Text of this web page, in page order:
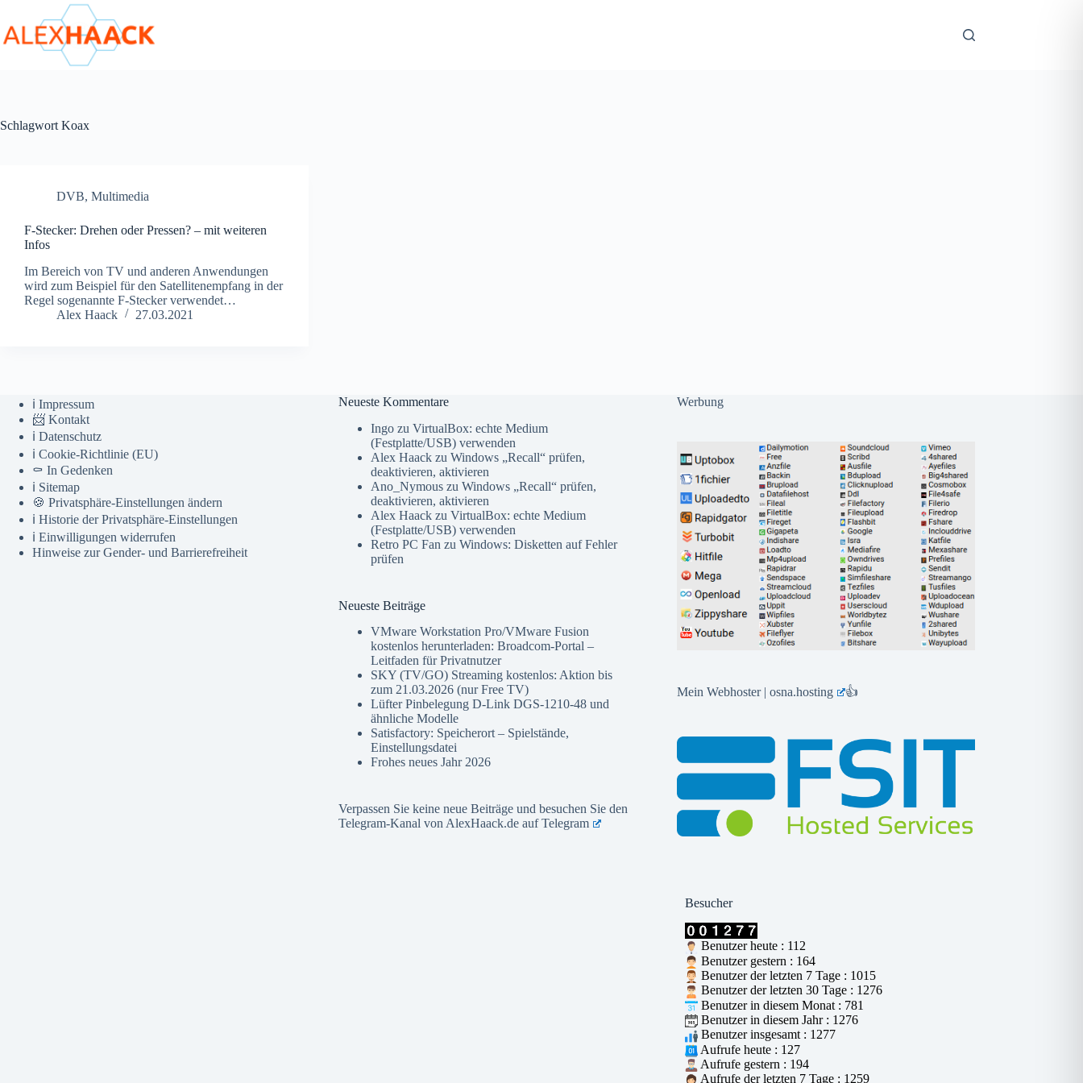
springen
Schlagwort Koax
DVB, Multimedia
F-Stecker: Drehen oder Pressen? – mit weiteren
Infos
Im Bereich von TV und anderen Anwendungen
wird zum Beispiel für den Satellitenempfang in der
Regel sogenannte F-Stecker verwendet…
Alex Haack
27.03.2021
ℹ️ Impressum
📨 Kontakt
ℹ️ Datenschutz
ℹ️ Cookie-Richtlinie (EU)
⚰️ In Gedenken
ℹ️ Sitemap
🍪 Privatsphäre-Einstellungen ändern
ℹ️ Historie der Privatsphäre-Einstellungen
ℹ️ Einwilligungen widerrufen
Hinweise zur Gender- und Barrierefreiheit
Neueste Kommentare
Ingozu VirtualBox: echte Medium
(Festplatte/USB) verwenden
Alex Haackzu Windows „Recall“ prüfen,
deaktivieren, aktivieren
Ano_Nymouszu Windows „Recall“ prüfen,
deaktivieren, aktivieren
Alex Haackzu VirtualBox: echte Medium
(Festplatte/USB) verwenden
Retro PC Fan zu Windows: Disketten auf Fehler
prüfen
Neueste Beiträge
VMware Workstation Pro/VMware Fusion
kostenlos herunterladen: Broadcom-Portal –
Leitfaden für Privatnutzer
SKY (TV/GO) Streaming kostenlos: Aktion bis
zum 21.03.2026 (nur Free TV)
Lüfter Pinbelegung D-Link DGS-1210-48 und
ähnliche Modelle
Satisfactory: Speicherort – Spielstände,
Einstellungsdatei
Frohes neues Jahr 2026
Verpassen Sie keine neue Beiträge und besuchen Sie den
Telegram-Kanal von AlexHaack.de aufTelegram
Werbung
Mein Webhoster | osna.hosting 👍
Besucher
Benutzer heute : 112
Benutzer gestern : 164
Benutzer der letzten 7 Tage : 1015
Benutzer der letzten 30 Tage : 1276
Benutzer in diesem Monat : 781
Benutzer in diesem Jahr : 1276
Benutzer insgesamt : 1277
Aufrufe heute : 127
Aufrufe gestern : 194
Aufrufe der letzten 7 Tage : 1259